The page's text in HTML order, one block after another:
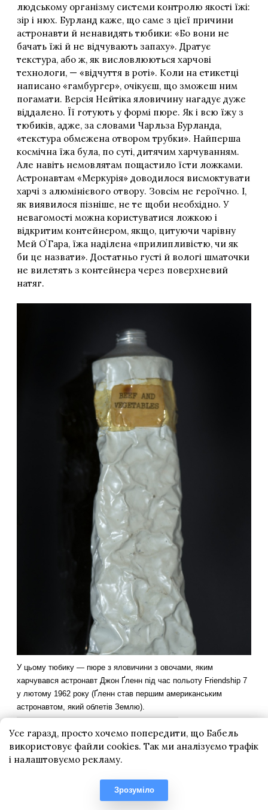
Усе гаразд, просто хочемо попередити, що Бабель
використовує файли cookies. Так ми аналізуємо трафік
і налаштовуємо рекламу.
Зрозуміло